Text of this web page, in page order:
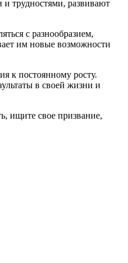
и трудностями, развивают
с разнообразием,
им новые возможности
к постоянному росту.
в своей жизни и
ищите свое призвание,